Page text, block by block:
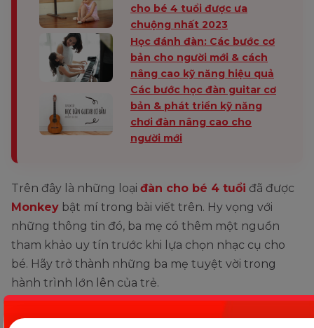
cho bé 4 tuổi được ưa
chuộng nhất 2023
Học đánh đàn: Các bước cơ
bản cho người mới & cách
nâng cao kỹ năng hiệu quả
Các bước học đàn guitar cơ
bản & phát triển kỹ năng
chơi đàn nâng cao cho
người mới
Trên đây là những loại đàn cho bé 4 tuổi đã được
Monkey bật mí trong bài viết trên. Hy vọng với
những thông tin đó, ba mẹ có thêm một nguồn
tham khảo uy tín trước khi lựa chọn nhạc cụ cho
bé. Hãy trở thành những ba mẹ tuyệt vời trong
hành trình lớn lên của trẻ.
Chia sẻ ngay